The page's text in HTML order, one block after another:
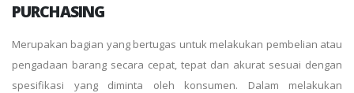
PURCHASING
Merupakan bagian yang bertugas untuk melakukan pembelian atau
pengadaan barang secara cepat, tepat dan akurat sesuai dengan
spesifikasi yang diminta oleh konsumen. Dalam melakukan